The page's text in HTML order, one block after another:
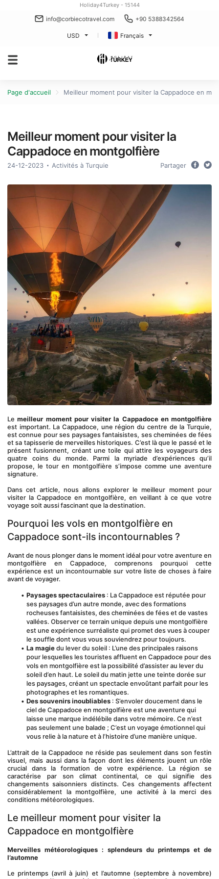
Holiday4Turkey - 15144
info@corbiecotravel.com +90 5388342564
USD Français
Page d'accueil Meilleur moment pour visiter la Cappadoce en
Meilleur moment pour visiter la
Cappadoce en montgolfière
24-12-2023 Activités à Turquie Partager
Le meilleur moment pour visiter la Cappadoce en montgolfière
est important. La Cappadoce, une région du centre de la Turquie,
est connue pour ses paysages fantaisistes, ses cheminées de fées
et sa tapisserie de merveilles historiques. C’est là que le passé et le
présent fusionnent, créant une toile qui attire les voyageurs des
quatre coins du monde. Parmi la myriade d’expériences qu’il
propose, le tour en montgolfière s’impose comme une aventure
signature.
Dans cet article, nous allons explorer le meilleur moment pour
visiter la Cappadoce en montgolfière, en veillant à ce que votre
voyage soit aussi fascinant que la destination.
Pourquoi les vols en montgolfière en
Cappadoce sont-ils incontournables ?
Avant de nous plonger dans le moment idéal pour votre aventure en
montgolfière en Cappadoce, comprenons pourquoi cette
expérience est un incontournable sur votre liste de choses à faire
avant de voyager.
Paysages spectaculaires : La Cappadoce est réputée pour
ses paysages d’un autre monde, avec des formations
rocheuses fantaisistes, des cheminées de fées et de vastes
vallées. Observer ce terrain unique depuis une montgolfière
est une expérience surréaliste qui promet des vues à couper
le souffle dont vous vous souviendrez pour toujours.
La magie du lever du soleil : L’une des principales raisons
pour lesquelles les touristes affluent en Cappadoce pour des
vols en montgolfière est la possibilité d’assister au lever du
soleil d’en haut. Le soleil du matin jette une teinte dorée sur
les paysages, créant un spectacle envoûtant parfait pour les
photographes et les romantiques.
Des souvenirs inoubliables : S’envoler doucement dans le
ciel de Cappadoce en montgolfière est une aventure qui
laisse une marque indélébile dans votre mémoire. Ce n’est
pas seulement une balade ; C’est un voyage émotionnel qui
vous relie à la nature et à l’histoire d’une manière unique.
L’attrait de la Cappadoce ne réside pas seulement dans son festin
visuel, mais aussi dans la façon dont les éléments jouent un rôle
crucial dans la formation de votre expérience. La région se
caractérise par son climat continental, ce qui signifie des
changements saisonniers distincts. Ces changements affectent
considérablement la montgolfière, une activité à la merci des
conditions météorologiques.
Le meilleur moment pour visiter la
Cappadoce en montgolfière
Merveilles météorologiques : splendeurs du printemps et de
l’automne
Le printemps (avril à juin) et l’automne (septembre à novembre)